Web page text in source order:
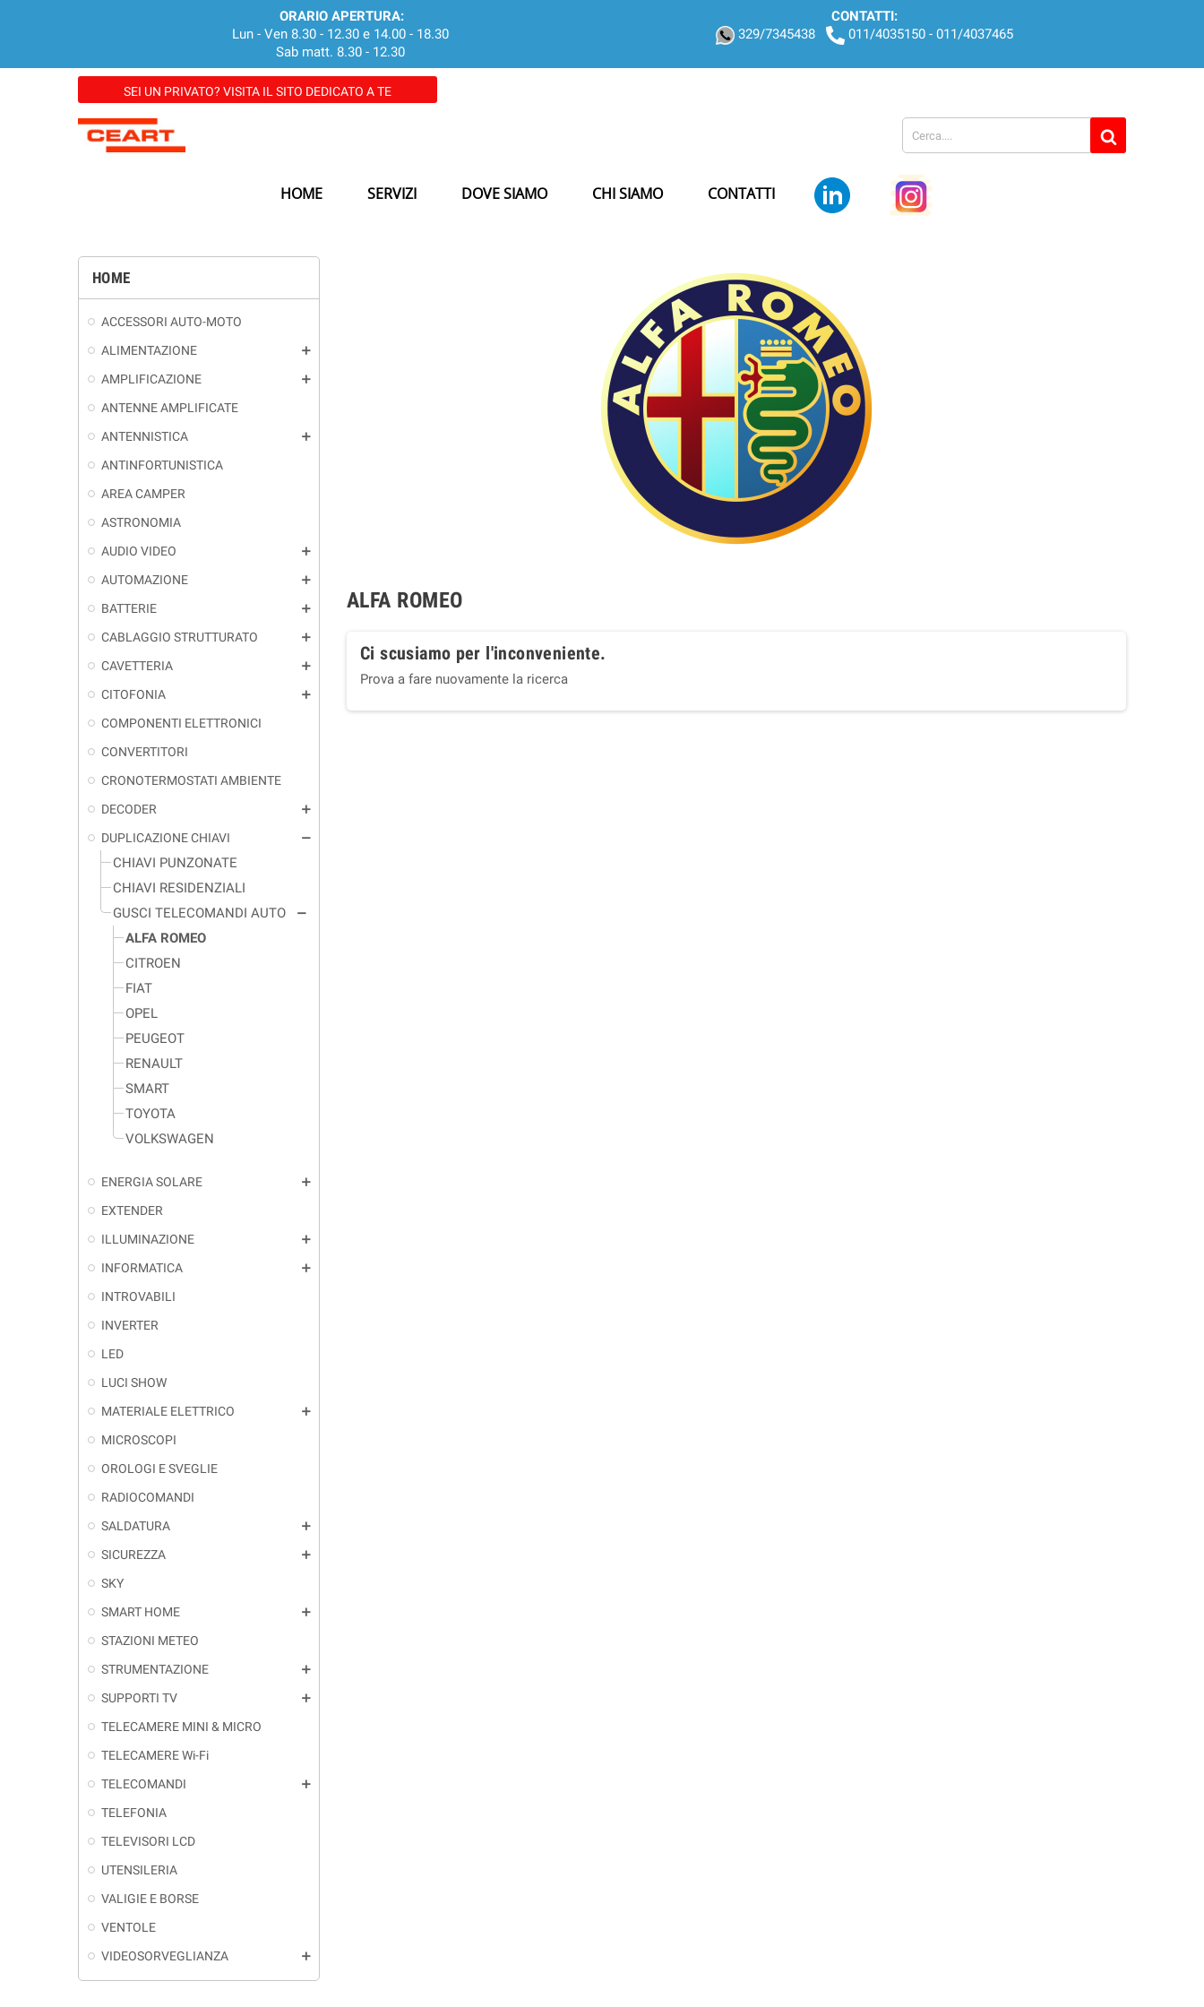
ORARIO APERTURA:
Lun - Ven 8.30 - 12.30 e 14.00 - 18.30
Sab matt. 8.30 - 12.30
CONTATTI:
329/7345438
011/4035150 - 011/4037465
SEI UN PRIVATO? VISITA IL SITO DEDICATO A TE
HOME SERVIZI DOVE SIAMO CHI SIAMO CONTATTI
HOME
ACCESSORI AUTO-MOTO
ALIMENTAZIONE
add
AMPLIFICAZIONE add
ANTENNE AMPLIFICATE
ANTENNISTICA
add
ANTINFORTUNISTICA
AREA CAMPER
ASTRONOMIA
AUDIO VIDEO
add
AUTOMAZIONE add
BATTERIE add
CABLAGGIO STRUTTURATO add
CAVETTERIA add
CITOFONIA add
COMPONENTI ELETTRONICI
CONVERTITORI
CRONOTERMOSTATI AMBIENTE
DECODER
add
DUPLICAZIONE CHIAVI remove
CHIAVI PUNZONATE
CHIAVI RESIDENZIALI
GUSCI TELECOMANDI AUTO
remove
ALFA ROMEO
CITROEN
FIAT
OPEL
PEUGEOT
RENAULT
SMART
TOYOTA
VOLKSWAGEN
ENERGIA SOLARE add
EXTENDER
ILLUMINAZIONE
add
INFORMATICA add
INTROVABILI
INVERTER
LED
LUCI SHOW
MATERIALE ELETTRICO
add
MICROSCOPI
OROLOGI E SVEGLIE
RADIOCOMANDI
SALDATURA
add
SICUREZZA add
SKY
SMART HOME
add
STAZIONI METEO
STRUMENTAZIONE
add
SUPPORTI TV add
TELECAMERE MINI & MICRO
TELECAMERE Wi-Fi
TELECOMANDI
add
TELEFONIA
TELEVISORI LCD
UTENSILERIA
VALIGIE E BORSE
VENTOLE
VIDEOSORVEGLIANZA
add
ALFA ROMEO
Ci scusiamo per l'inconveniente.
Prova a fare nuovamente la ricerca